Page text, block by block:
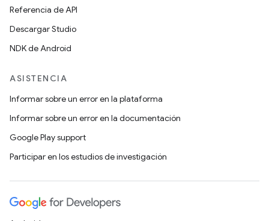
Referencia de API
Descargar Studio
NDK de Android
ASISTENCIA
Informar sobre un error en la plataforma
Informar sobre un error en la documentación
Google Play support
Participar en los estudios de investigación